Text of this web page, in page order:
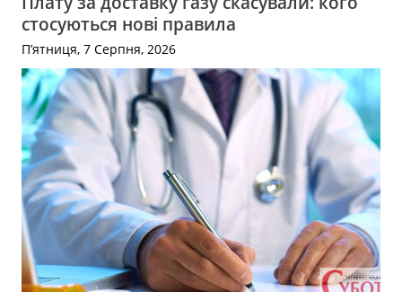
стосуються нові правила
П’ятниця, 7 Серпня, 2026